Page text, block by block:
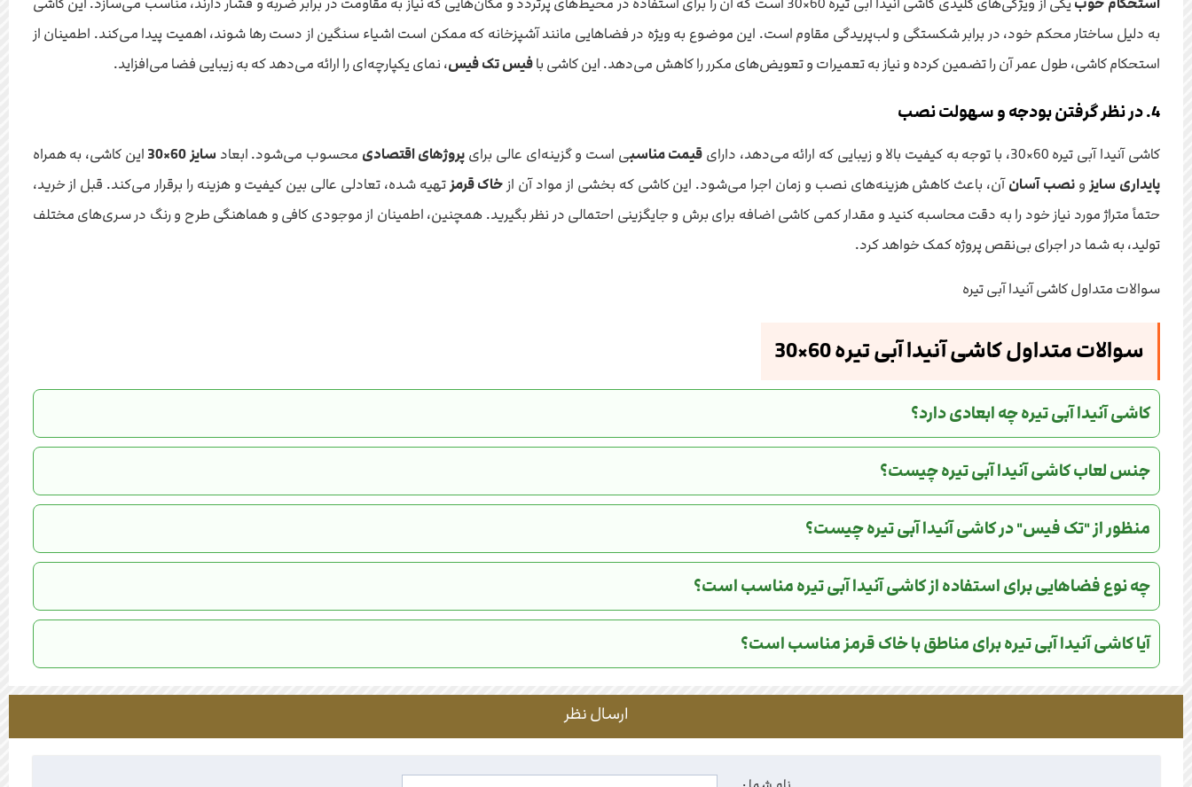
به دلیل ساختار محکم خود، در برابر شکستگی و لب‌پریدگی مقاوم است. این موضوع به ویژه در فضاهایی مانند آشپزخانه که ممکن است اشیاء سنگین از دست رها شوند، اهمیت پیدا می‌کند. اطمینان از
استحکام کاشی، طول عمر آن را تضمین کرده و نیاز به تعمیرات و تعویض‌های مکرر را کاهش می‌دهد. این کاشی بافیس تک فیس، نمای یکپارچه‌ای را ارائه می‌دهد که به زیبایی فضا می‌افزاید.
4. در نظر گرفتن بودجه و سهولت نصب
کاشی آنیدا آبی تیره 60×30، با توجه به کیفیت بالا و زیبایی که ارائه می‌دهد، دارای قیمت مناسبی است و گزینه‌ای عالی برای پروژهای اقتصادی محسوب می‌شود. ابعاد سایز 60×30
این کاشی، به همراه
پایداری سایزونصب آسانآن، باعث کاهش هزینه‌های نصب و زمان اجرا می‌شود. این کاشی که بخشی از مواد آن از خاک قرمزتهیه شده، تعادلی عالی بین کیفیت و هزینه را برقرار می‌کند. قبل از خرید،
حتماً متراژ مورد نیاز خود را به دقت محاسبه کنید و مقدار کمی کاشی اضافه برای برش و جایگزینی احتمالی در نظر بگیرید. همچنین، اطمینان از موجودی کافی و هماهنگی طرح و رنگ در سری‌های مختلف
تولید، به شما در اجرای بی‌نقص پروژه کمک خواهد کرد.
سوالات متداول کاشی آنیدا آبی تیره
سوالات متداول کاشی آنیدا آبی تیره 60×30
کاشی آنیدا آبی تیره چه ابعادی دارد؟
جنس لعاب کاشی آنیدا آبی تیره چیست؟
منظور از "تک فیس" در کاشی آنیدا آبی تیره چیست؟
چه نوع فضاهایی برای استفاده از کاشی آنیدا آبی تیره مناسب است؟
آیا کاشی آنیدا آبی تیره برای مناطق با خاک قرمز مناسب است؟
ارسال نظر